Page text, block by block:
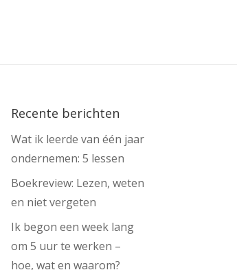
Recente berichten
Wat ik leerde van één jaar
ondernemen: 5 lessen
Boekreview: Lezen, weten
en niet vergeten
Ik begon een week lang
om 5 uur te werken –
hoe, wat en waarom?